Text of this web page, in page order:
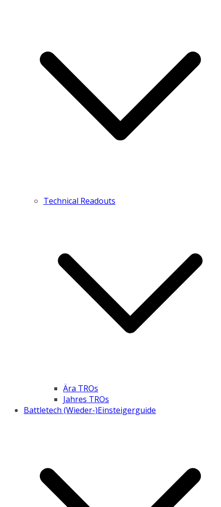
Technical Readouts
Ära TROs
Jahres TROs
Battletech (Wieder-)Einsteigerguide